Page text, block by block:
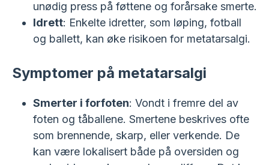
unødig press på føttene og forårsake smerte.
Idrett: Enkelte idretter, som løping, fotball
og ballett, kan øke risikoen for metatarsalgi.
Symptomer på metatarsalgi
Smerter i forfoten: Vondt i fremre del av
foten og tåballene. Smertene beskrives ofte
som brennende, skarp, eller verkende. De
kan være lokalisert både på oversiden og